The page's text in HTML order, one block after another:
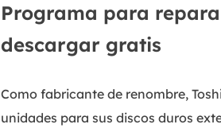
Programa para
descargar gratis
Como fabricante de renombre,
unidades para sus discos duros